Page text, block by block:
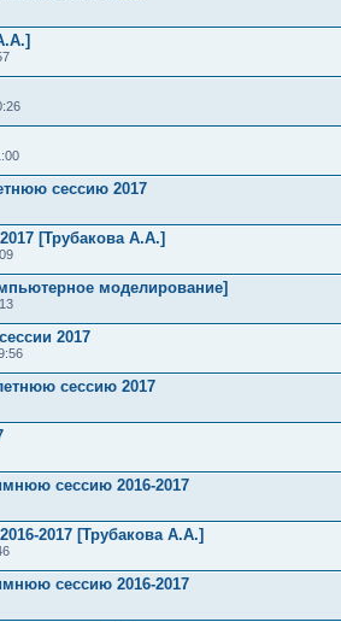
сессию 2017
[Трубакова А.А.]
моделирование]
2017
сессию 2017
сессию 2016-2017
2017 [Трубакова А.А.]
сессию 2016-2017